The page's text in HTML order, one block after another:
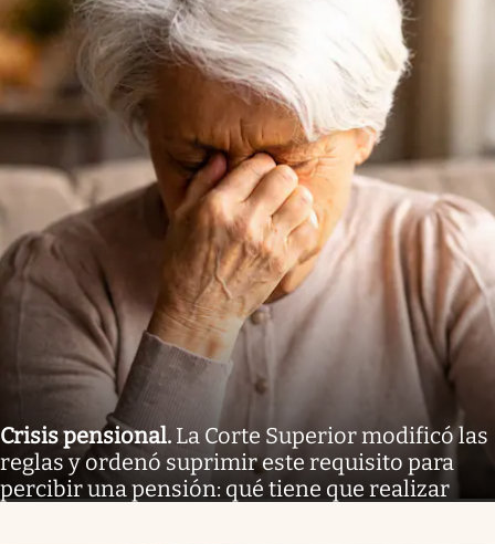
Crisis pensional. La Corte Superior modificó las
reglas y ordenó suprimir este requisito para
percibir una pensión: qué tiene que realizar